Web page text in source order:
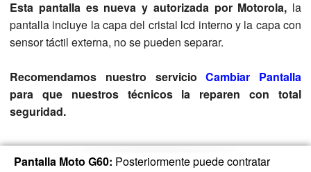
Esta pantalla es nueva y autorizada por Motorola, la
pantalla incluye la capa del cristal lcd interno y la capa con
sensor táctil externa, no se pueden separar.
Recomendamos nuestro servicioCambiar Pantalla
para que nuestros técnicos la reparen con total
seguridad.
Pantalla Moto G60: Posteriormente puede contratar